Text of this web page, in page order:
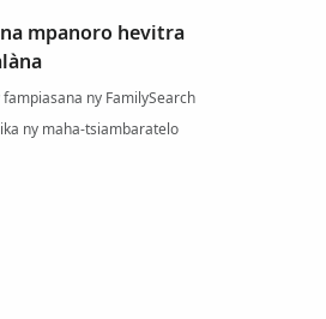
mpanoro hevitra
ny FamilySearch
ny maha-tsiambaratelo